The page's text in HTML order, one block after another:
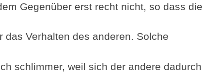
Gegenüber erst recht nicht, so dass die
Verhalten des anderen. Solche
schlimmer, weil sich der andere dadurch